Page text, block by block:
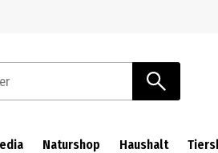
Naturshop Haushalt